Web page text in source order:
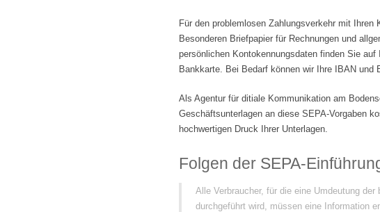
Für den problemlosen Zahlungsverkehr mit
Besonderen Briefpapier für Rechnungen und
persönlichen Kontokennungsdaten finden Sie
Bankkarte. Bei Bedarf können wir Ihre IBAN und
Als Agentur für ditiale Kommunikation am
Geschäftsunterlagen an diese SEPA-Vorgaben
hochwertigen Druck Ihrer Unterlagen.
Folgen der SEPA-
Alle Verbraucher, für die eine Umdeutung
durchgeführt wird, müssen eine Information